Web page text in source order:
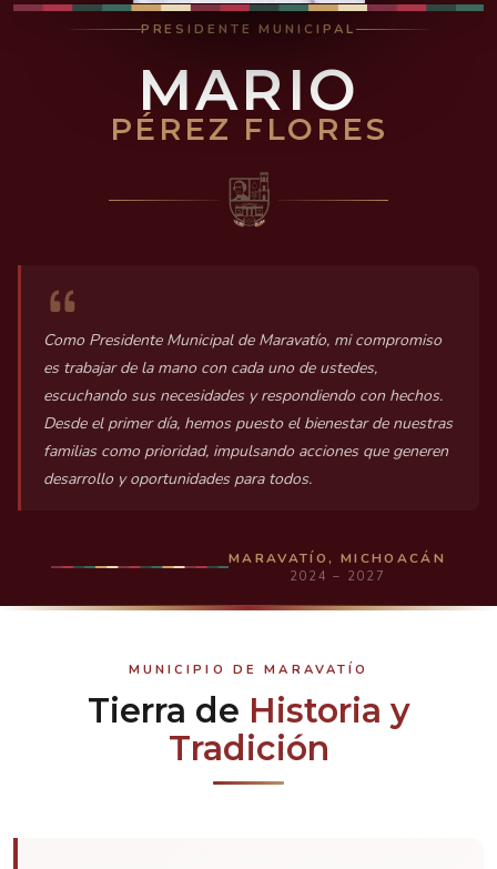
PRESIDENTE MUNICIPAL
MARIO
PÉREZ FLORES
Como Presidente Municipal de Maravatío, mi compromiso
es trabajar de la mano con cada uno de ustedes,
escuchando sus necesidades y respondiendo con hechos.
Desde el primer día, hemos puesto el bienestar de nuestras
familias como prioridad, impulsando acciones que generen
desarrollo y oportunidades para todos.
MARAVATÍO, MICHOACÁN
2024 – 2027
MUNICIPIO DE MARAVATÍO
Tierra de Historia y
Tradición